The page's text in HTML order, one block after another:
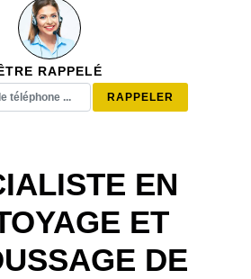
RAPPELÉ
EN
ET
DE